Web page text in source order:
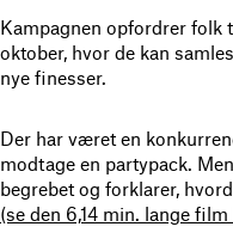
Kampagnen opfordrer folk
oktober, hvor de kan
nye finesser.
Der har været en
modtage en partypack.
begrebet og forklarer,
(se den 6,14 min. lange film